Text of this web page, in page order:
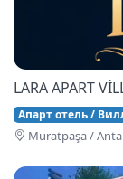
LARA APART
Апарт отель /
Muratpaşa /